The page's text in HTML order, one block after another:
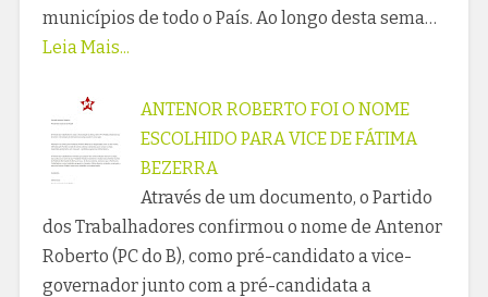
municípios de todo o País. Ao longo desta sema…
Leia Mais...
ANTENOR ROBERTO FOI O NOME
ESCOLHIDO PARA VICE DE FÁTIMA
BEZERRA
Através de um documento, o Partido
dos Trabalhadores confirmou o nome de Antenor
Roberto (PC do B), como pré-candidato a vice-
governador junto com a pré-candidata a